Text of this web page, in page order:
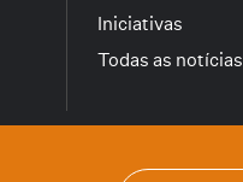
Iniciativas
Todas as notícias